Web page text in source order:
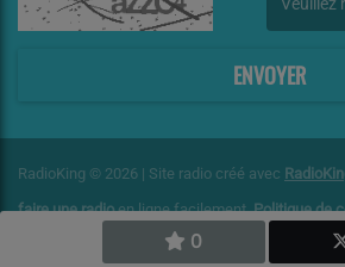
0
ENVOYER
RadioKing © 2026 | Site radio créé avec
faire une radioen ligne facilement.Politique de